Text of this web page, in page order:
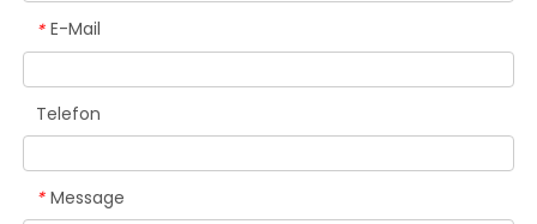
* E-Mail
Telefon
* Message